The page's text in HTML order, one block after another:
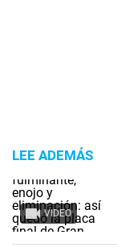
LEE ADEMÁS
VIDEO